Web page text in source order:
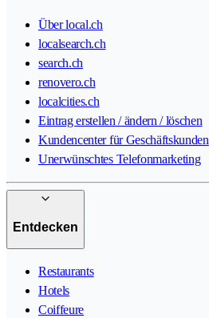
Über local.ch
localsearch.ch
search.ch
renovero.ch
localcities.ch
Eintrag erstellen / ändern / löschen
Kundencenter für Geschäftskunden
Unerwünschtes Telefonmarketing
Entdecken
Restaurants
Hotels
Coiffeure